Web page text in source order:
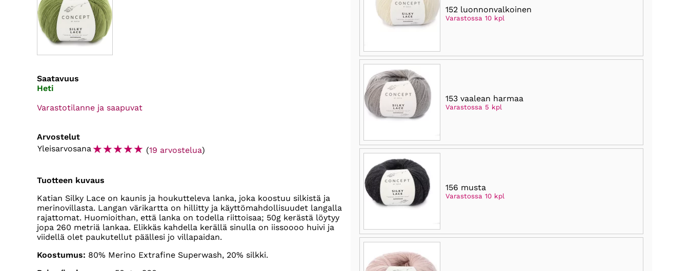
152 luonnonvalkoinen
Varastossa 10 kpl
153 vaalean harmaa
Varastossa 5 kpl
156 musta
Varastossa 10 kpl
Saatavuus
Heti
Varastotilanne ja saapuvat
Arvostelut
Yleisarvosana☆☆☆☆☆ (19 arvostelua)
Tuotteen kuvaus
Katian Silky Lace on kaunis ja houkutteleva lanka, joka koostuu silkistä ja
merinovillasta. Langan värikartta on hillitty ja käyttömahdollisuudet langalla
rajattomat. Huomioithan, että lanka on todella riittoisaa; 50g kerästä löytyy
jopa 260 metriä lankaa. Elikkäs kahdella kerällä sinulla on iissoooo huivi ja
viidellä olet paukutellut päällesi jo villapaidan.
Koostumus: 80% Merino Extrafine Superwash, 20% silkki.